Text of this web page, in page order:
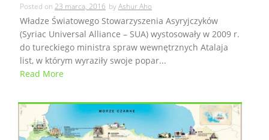
Posted on 23 marca, 2016 byAshur Aho
Władze Światowego Stowarzyszenia Asyryjczyków
(Syriac Universal Alliance – SUA) wystosowały w 2009 r.
do tureckiego ministra spraw wewnętrznych Atalaja
list, w którym wyraziły swoje popar...
Read More